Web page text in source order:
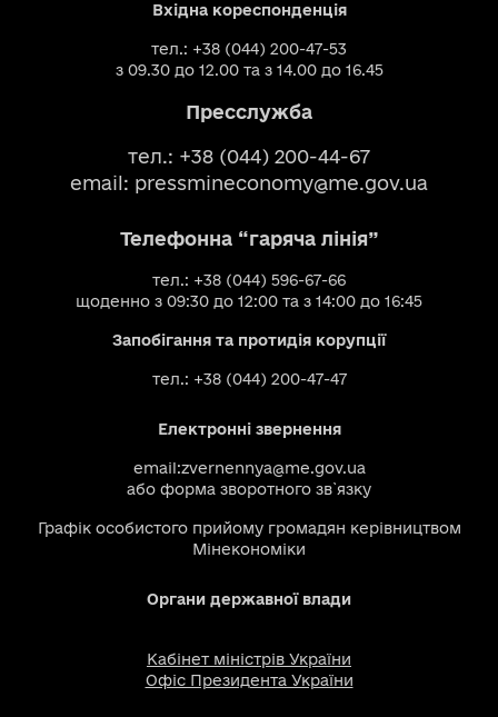
Вхідна кореспонденція
тел.: +38 (044) 200-47-53
з 09.30 до 12.00 та з 14.00 до 16.45
Пресслужба
тел.: +38 (044) 200-44-67
email: pressmineconomy@me.gov.ua
Телефонна “гаряча лінія”
тел.: +38 (044) 596-67-66
щоденно з 09:30 до 12:00 та з 14:00 до 16:45
Запобігання та протидія корупції
тел.: +38 (044) 200-47-47
Електронні звернення
email:zvernennya@me.gov.ua
або форма зворотного зв`язку
Графік особистого прийому громадян керівництвом
Мінекономіки
Органи державної влади
Кабінет міністрів України
Офіс Президента України